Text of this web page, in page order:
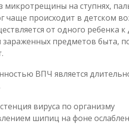
микротрещины на ступнях,
происходит в детском
от одного ребенка к
зараженных предметов быта,
ВПЧ является
вируса по организму
шипиц на фоне